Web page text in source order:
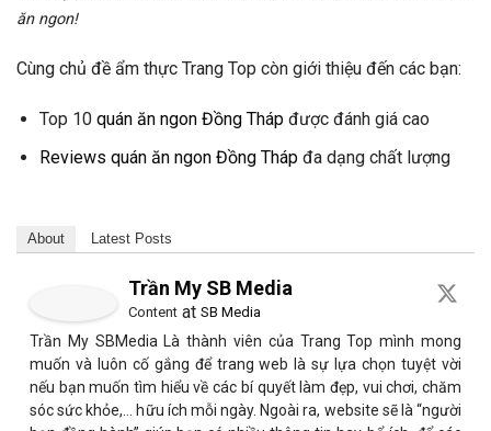
ăn ngon!
Cùng chủ đề ẩm thực Trang Top còn giới thiệu đến các bạn:
Top 10 quán ăn ngon Đồng Thápđược đánh giá cao
Reviews quán ăn ngon Đồng Thápđa dạng chất lượng
About Latest Posts
Trần My SB Media
Content at SB Media
Trần My SBMedia Là thành viên của Trang Top mình mong
muốn và luôn cố gắng để trang web là sự lựa chọn tuyệt vời
nếu bạn muốn tìm hiểu về các bí quyết làm đẹp, vui chơi, chăm
sóc sức khỏe,… hữu ích mỗi ngày. Ngoài ra, website sẽ là “người